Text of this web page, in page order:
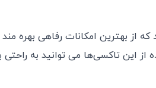
از بهترین امکانات رفاهی بهره‌
این تاکسی‌ها می ‌توانید به